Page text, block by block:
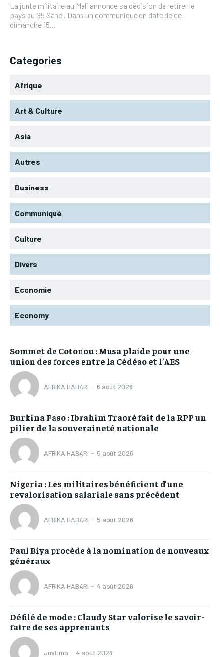
La junte militaire au Mali annonce sa décision de retirer le
pays du G5 Sahel. Dans un communiqué en date de ce
dimanche 15...
Categories
Afrique
Art & Culture
Asia
Autres
Business
Communiqué
Culture
Divers
Economie
Economy
Sommet de Cotonou : Musa plaide pour une
union des forces entre la Cédéao et l’AES
AFRIKA HABARI - 6 août 2026
Burkina Faso : Ibrahim Traoré fait de la RPP un
pilier de la souveraineté nationale
AFRIKA HABARI - 5 août 2026
Nigeria : Les militaires bénéficient d’une
revalorisation salariale sans précédent
AFRIKA HABARI - 5 août 2026
Paul Biya procède à la nomination de nouveaux
généraux
AFRIKA HABARI - 4 août 2026
Défilé de mode : Claudy Star valorise le savoir-
faire de ses apprenants
Justimo - 4 août 2026